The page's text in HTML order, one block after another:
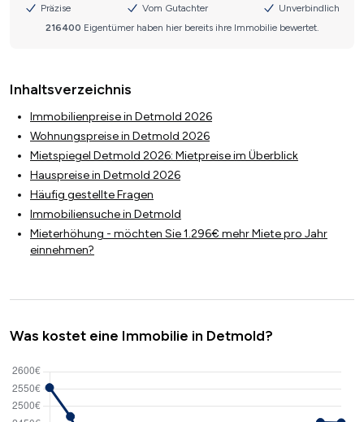
Inhaltsverzeichnis
Immobilienpreise in Detmold 2026
Wohnungspreise in Detmold 2026
Mietspiegel Detmold 2026: Mietpreise im Überblick
Hauspreise in Detmold 2026
Häufig gestellte Fragen
Immobiliensuche in Detmold
Mieterhöhung - möchten Sie 1.296€ mehr Miete pro Jahr
einnehmen?
Was kostet eine Immobilie in Detmold?